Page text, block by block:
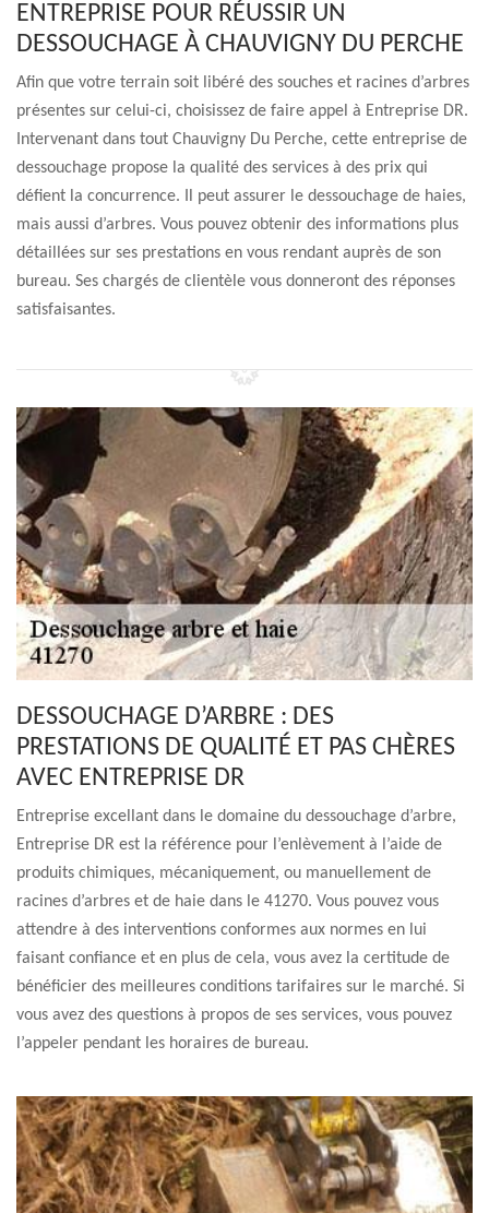
ENTREPRISE POUR RÉUSSIR UN
DESSOUCHAGE À CHAUVIGNY DU PERCHE
Afin que votre terrain soit libéré des souches et racines d’arbres
présentes sur celui-ci, choisissez de faire appel à Entreprise DR.
Intervenant dans tout Chauvigny Du Perche, cette entreprise de
dessouchage propose la qualité des services à des prix qui
défient la concurrence. Il peut assurer le dessouchage de haies,
mais aussi d’arbres. Vous pouvez obtenir des informations plus
détaillées sur ses prestations en vous rendant auprès de son
bureau. Ses chargés de clientèle vous donneront des réponses
satisfaisantes.
DESSOUCHAGE D’ARBRE : DES
PRESTATIONS DE QUALITÉ ET PAS CHÈRES
AVEC ENTREPRISE DR
Entreprise excellant dans le domaine du dessouchage d’arbre,
Entreprise DR est la référence pour l’enlèvement à l’aide de
produits chimiques, mécaniquement, ou manuellement de
racines d’arbres et de haie dans le 41270. Vous pouvez vous
attendre à des interventions conformes aux normes en lui
faisant confiance et en plus de cela, vous avez la certitude de
bénéficier des meilleures conditions tarifaires sur le marché. Si
vous avez des questions à propos de ses services, vous pouvez
l’appeler pendant les horaires de bureau.